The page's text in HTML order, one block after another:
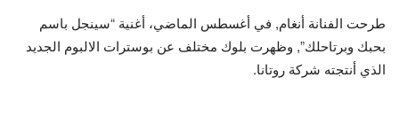
طرحت الفنانة أنغام, في أغسطس الماضي، أغنية “سينجل باسم
بحبك وبرتاحلك”, وظهرت بلوك مختلف عن بوسترات الالبوم الجديد
الذي أنتجته شركة روتانا.